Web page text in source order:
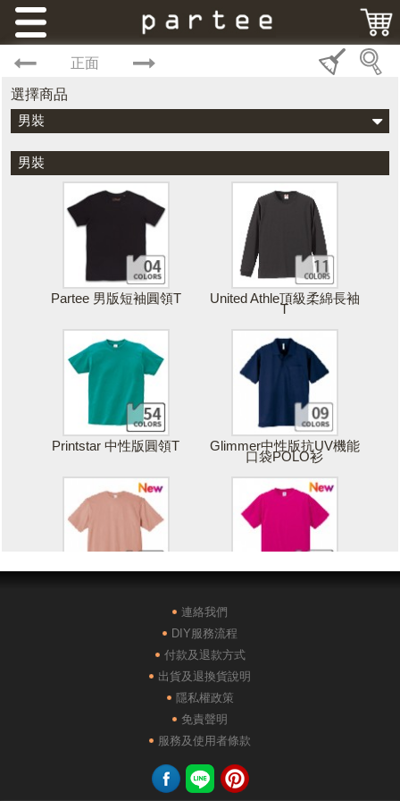
正面
選擇商品
男裝
男裝
Partee 男版短袖圓領T United Athle頂級柔綿長袖
T
Printstar 中性版圓領T Glimmer中性版抗UV機能
口袋POLO衫
POLONE1純棉短袖POLO AG28000落肩重磅精梳棉
連絡我們
DIY服務流程
付款及退款方式
出貨及退換貨說明
隱私權政策
免責聲明
服務及使用者條款